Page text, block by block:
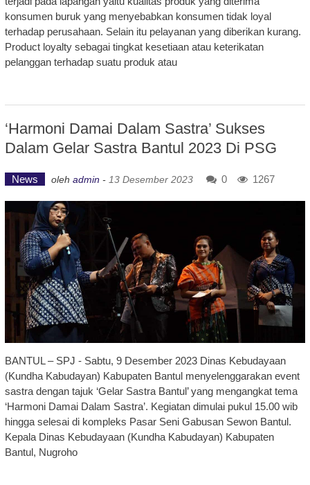
konsumen buruk yang menyebabkan konsumen tidak loyal
terhadap perusahaan. Selain itu pelayanan yang diberikan kurang.
Product loyalty sebagai tingkat kesetiaan atau keterikatan
pelanggan terhadap suatu produk atau
‘Harmoni Damai Dalam Sastra’ Sukses
Dalam Gelar Sastra Bantul 2023 Di PSG
News oleh admin - 13 Desember 2023 0 1267
BANTUL – SPJ - Sabtu, 9 Desember 2023 Dinas Kebudayaan
(Kundha Kabudayan) Kabupaten Bantul menyelenggarakan event
sastra dengan tajuk ‘Gelar Sastra Bantul’ yang mengangkat tema
‘Harmoni Damai Dalam Sastra’. Kegiatan dimulai pukul 15.00 wib
hingga selesai di kompleks Pasar Seni Gabusan Sewon Bantul.
Kepala Dinas Kebudayaan (Kundha Kabudayan) Kabupaten
Bantul, Nugroho